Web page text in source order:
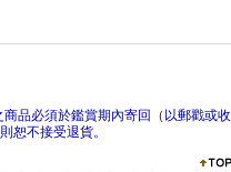
品必須於鑑賞期內寄回（以郵戳或收
恕不接受退貨。